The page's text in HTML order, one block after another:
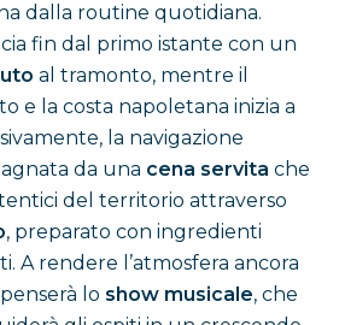
dalla routine quotidiana.
fin dal primo istante con un
al tramonto, mentre il
e la costa napoletana inizia a
la navigazione
da una cena servita che
del territorio attraverso
, preparato con ingredienti
A rendere l’atmosfera ancora
lo show musicale, che